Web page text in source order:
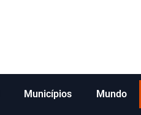
Municípios Mundo